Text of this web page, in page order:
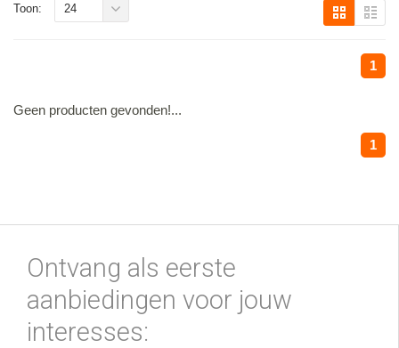
1
Toon: 24
Geen producten gevonden!...
1
Ontvang als eerste
aanbiedingen voor jouw
interesses: